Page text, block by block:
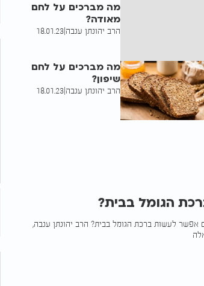
מה מברכים על לחם
מאודה?
הרב יהונתן ענבה |
18.01.23
מה מברכים על לחם
שיפון?
הרב יהונתן ענבה|
18.01.23
הגומל בבית?
לעשות ברכת הגומל בבית? הרב יהונתן ענבה,